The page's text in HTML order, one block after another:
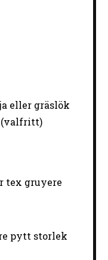
eller gräslök
tex gruyere
pytt storlek